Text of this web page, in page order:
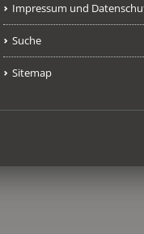
Impressum und
Suche
Sitemap